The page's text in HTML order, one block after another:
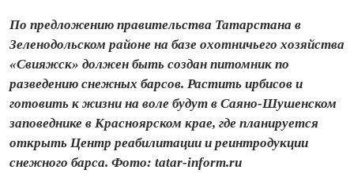
По предложению правительства Татарстана в
Зеленодольском районе на базе охотничьего хозяйства
«Свияжск» должен быть создан питомник по
разведению снежных барсов. Растить ирбисов и
готовить к жизни на воле будут в Саяно-Шушенском
заповеднике в Красноярском крае, где планируется
открыть Центр реабилитации и реинтродукции
снежного барса. Фото: tatar-inform.ru